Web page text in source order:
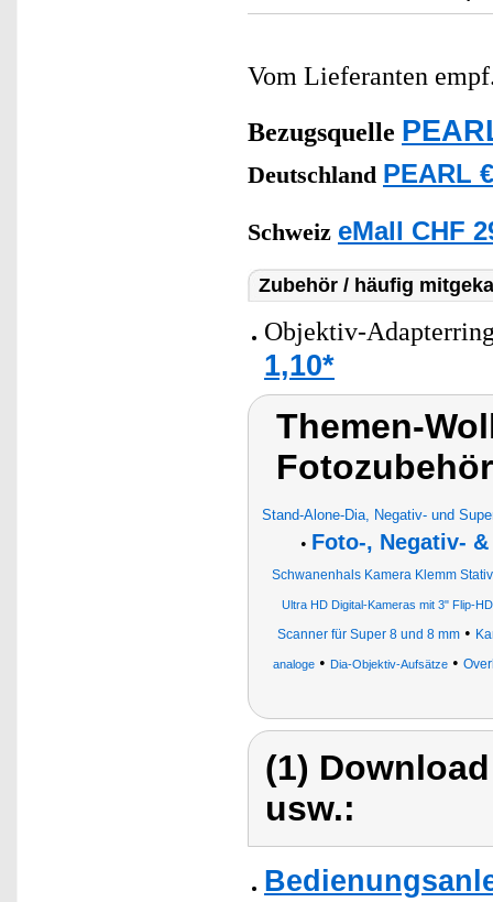
Vom Lieferanten
Bezugsquelle
Deutschland PEARL
Schweiz eMall CHF
Zubehör / häufig
Objektiv-
1,10*
Themen-
Stand-Alone-Dia, Negativ- und
• Foto-, Negativ-
Schwanenhals Kamera Klemm
Ultra HD Digital-Kameras mit 3" Flip-
Scanner für Super 8 und 8 mm •
analoge• Dia-Objektiv-Aufsätze•
(1)
usw.: